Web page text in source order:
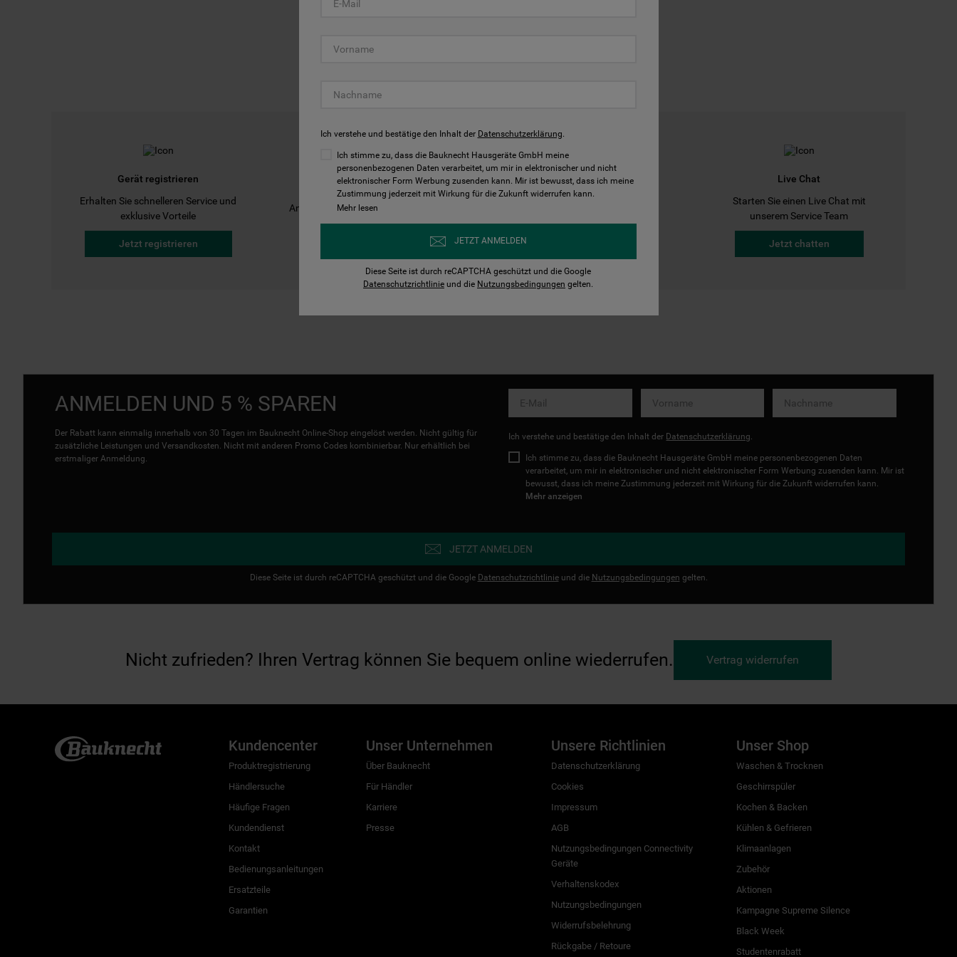
Gerät registrieren
Erhalten Sie schnelleren Service und
exklusive Vorteile
Jetzt registrieren
Bedienungsanleitungen
Anleitungen finden und herunterladen
Kontakt
Live Chat
Starten Sie einen Live Chat mit
unserem Service Team
Jetzt chatten
ANMELDEN UND 5 % SPAREN
Der Rabatt kann einmalig innerhalb von 30 Tagen im Bauknecht Online-Shop eingelöst werden. Nicht gültig für
zusätzliche Leistungen und Versandkosten. Nicht mit anderen Promo Codes kombinierbar. Nur erhältlich bei
erstmaliger Anmeldung.
Ich verstehe und bestätige den Inhalt der Datenschutzerklärung
Ich stimme zu, dass die Bauknecht Hausgeräte GmbH meine personenbezogenen Daten
verarbeitet, um mir in elektronischer und nicht elektronischer Form Werbung zusenden kann. Mir ist
bewusst, dass ich meine Zustimmung jederzeit mit Wirkung für die Zukunft widerrufen kann.
Mehr anzeigen
JETZT ANMELDEN
Diese Seite ist durch reCAPTCHA geschützt und die Google Datenschutzrichtlinieund die Nutzungsbedingungen gelten.
Nicht zufrieden? Ihren Vertrag können Sie bequem online wiederrufen. Vertrag widerrufen
Kundencenter
Produktregistrierung
Händlersuche
Häufige Fragen
Kundendienst
Kontakt
Bedienungsanleitungen
Ersatzteile
Garantien
Unser Unternehmen
Über Bauknecht
Für Händler
Karriere
Presse
Unsere Richtlinien
Datenschutzerklärung
Cookies
Impressum
AGB
Nutzungsbedingungen Connectivity
Geräte
Verhaltenskodex
Nutzungsbedingungen
Widerrufsbelehrung
Rückgabe / Retoure
Unser Shop
Waschen & Trocknen
Geschirrspüler
Kochen & Backen
Kühlen & Gefrieren
Klimaanlagen
Zubehör
Aktionen
Kampagne Supreme Silence
Black Week
Studentenrabatt
Ich verstehe und bestätige den Inhalt der Datenschutzerklärung.
Ich stimme zu, dass die Bauknecht Hausgeräte GmbH meine
personenbezogenen Daten verarbeitet, um mir in elektronischer und nicht
elektronischer Form Werbung zusenden kann. Mir ist bewusst, dass ich meine
Zustimmung jederzeit mit Wirkung für die Zukunft widerrufen kann.
Mehr lesen
JETZT ANMELDEN
Diese Seite ist durch reCAPTCHA geschützt und die Google
Datenschutzrichtlinie und die Nutzungsbedingungen gelten.